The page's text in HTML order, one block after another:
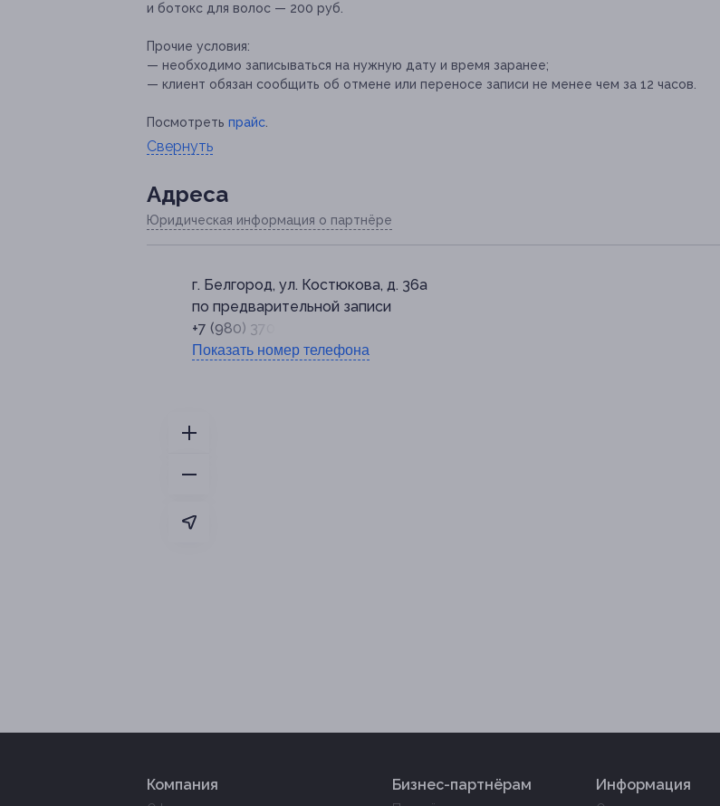
и ботокс для волос — 200 руб.
Прочие условия:
— необходимо записываться на нужную дату и время заранее;
— клиент обязан сообщить об отмене или переносе записи не менее чем за 12 часов.
Посмотреть прайс
Свернуть
Адресa
Юридическая информация о партнёре
г. Белгород, ул. Костюкова, д. 36а
по предварительной записи
+7 (980) 370-20-20
Показать номер телефона
Компания Бизнес-партнёрам Информация